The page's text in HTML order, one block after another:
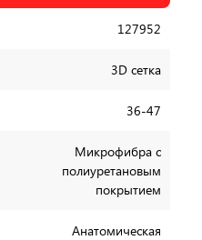
127952
3D сетка
36-47
Микрофибра с
полиуретановым
покрытием
Анатомическая